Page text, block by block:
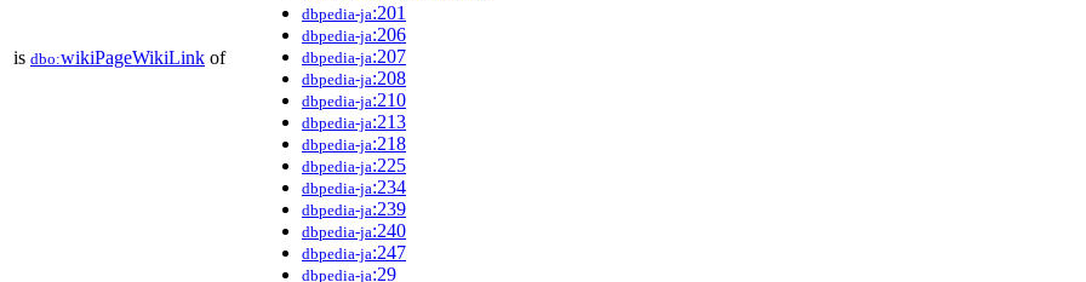
is dbo:wikiPageWikiLink of
dbpedia-ja:201
dbpedia-ja:206
dbpedia-ja:207
dbpedia-ja:208
dbpedia-ja:210
dbpedia-ja:213
dbpedia-ja:218
dbpedia-ja:225
dbpedia-ja:234
dbpedia-ja:239
dbpedia-ja:240
dbpedia-ja:247
dbpedia-ja:29